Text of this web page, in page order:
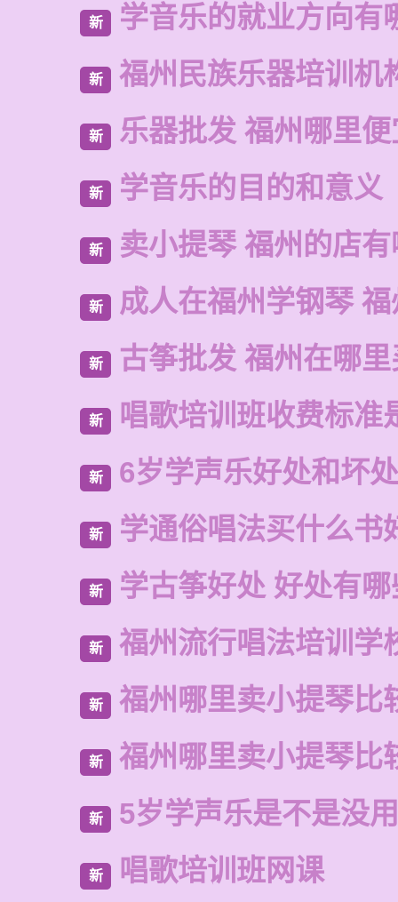
新 学音乐的就业方向有
新 福州民族乐器培训机
新 乐器批发 福州哪里
新 学音乐的目的和意义
新 卖小提琴 福州的店
新 成人在福州学钢琴
新 古筝批发 福州在哪
新 唱歌培训班收费标准
新 6岁学声乐好处和坏处
新 学通俗唱法买什么书
新 学古筝好处 好处有哪
新 福州流行唱法培训学
新 福州哪里卖小提琴比
新 福州哪里卖小提琴比
新 5岁学声乐是不是没用
新 唱歌培训班网课